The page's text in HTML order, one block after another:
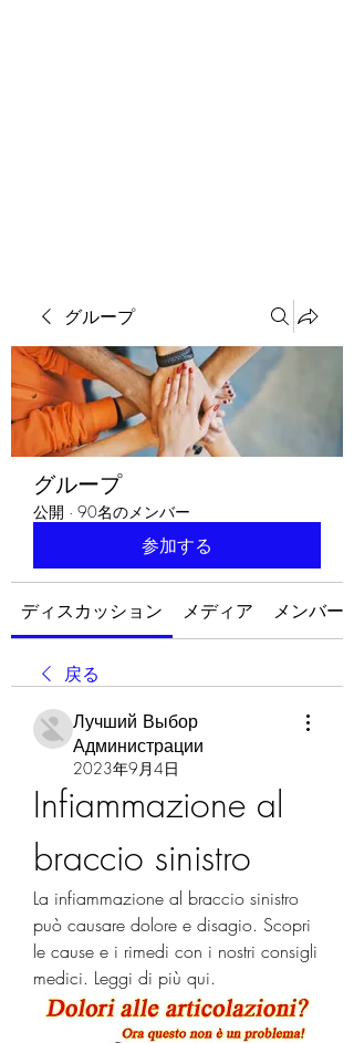
グループ
グループ
公開 · 90名のメンバー
参加する
ディスカッション メディア メンバー
戻る
Лучший Выбор
Администрации
2023年9月4日
Infiammazione al
braccio sinistro
La infiammazione al braccio sinistro
può causare dolore e disagio. Scopri
le cause e i rimedi con i nostri consigli
medici. Leggi di più qui.